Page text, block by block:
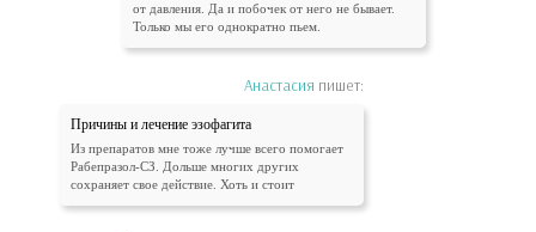
от давления. Да и побочек от него не бывает.
Только мы его однократно пьем.
Анастасия пишет:
Причины и лечение эзофагита
Из препаратов мне тоже лучше всего помогает
Рабепразол-СЗ. Дольше многих других
сохраняет свое действие. Хоть и стоит